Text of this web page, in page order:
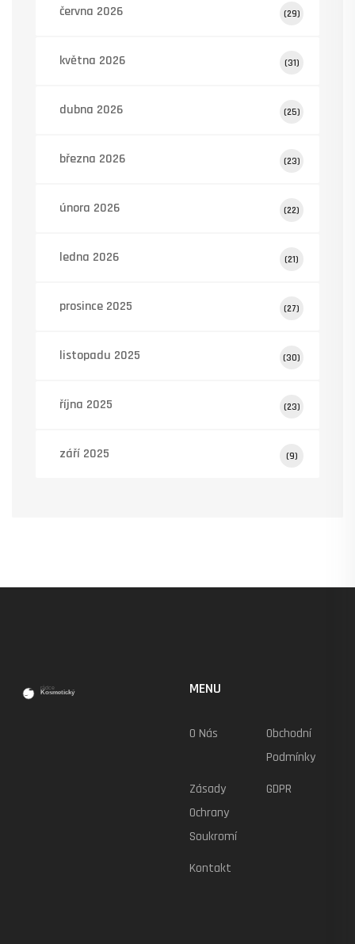
června 2026 (29)
května 2026 (31)
dubna 2026 (25)
března 2026 (23)
února 2026 (22)
ledna 2026 (21)
prosince 2025 (27)
listopadu 2025 (30)
října 2025 (23)
září 2025 (9)
MENU
O Nás
Obchodní
Podmínky
Zásady
Ochrany
Soukromí
GDPR
Kontakt